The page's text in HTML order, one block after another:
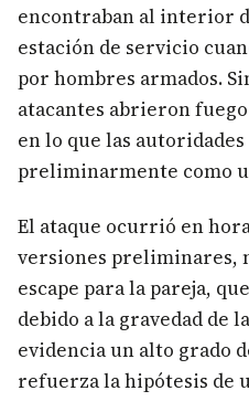
encontraban al interior
estación de servicio
por hombres armados.
atacantes abrieron
en lo que las
preliminarmente como
El ataque ocurrió en
versiones preliminares,
escape para la pareja,
debido a la gravedad de
evidencia un alto grado
refuerza la hipótesis de